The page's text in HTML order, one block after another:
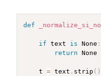
def _normalize_si_no
if text is None :
return None
    t
= text . strip ( )